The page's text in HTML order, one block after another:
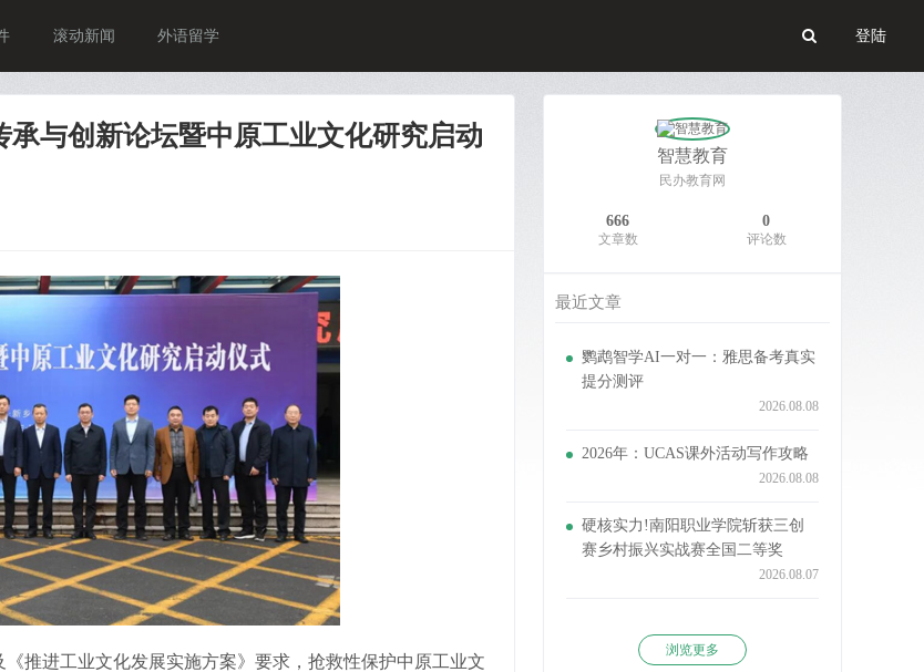
滚动新闻 外语留学 登陆
与创新论坛暨中原工业文化研究启动
进工业文化发展实施方案》要求，抢救性保护中原工业文
智慧教育
民办教育网
666
文章数
0
评论数
最近文章
鹦鹉智学AI一对一：雅思备考真实
提分测评
2026.08.08
2026年：UCAS课外活动写作攻略
2026.08.08
硬核实力!南阳职业学院斩获三创
赛乡村振兴实战赛全国二等奖
2026.08.07
浏览更多